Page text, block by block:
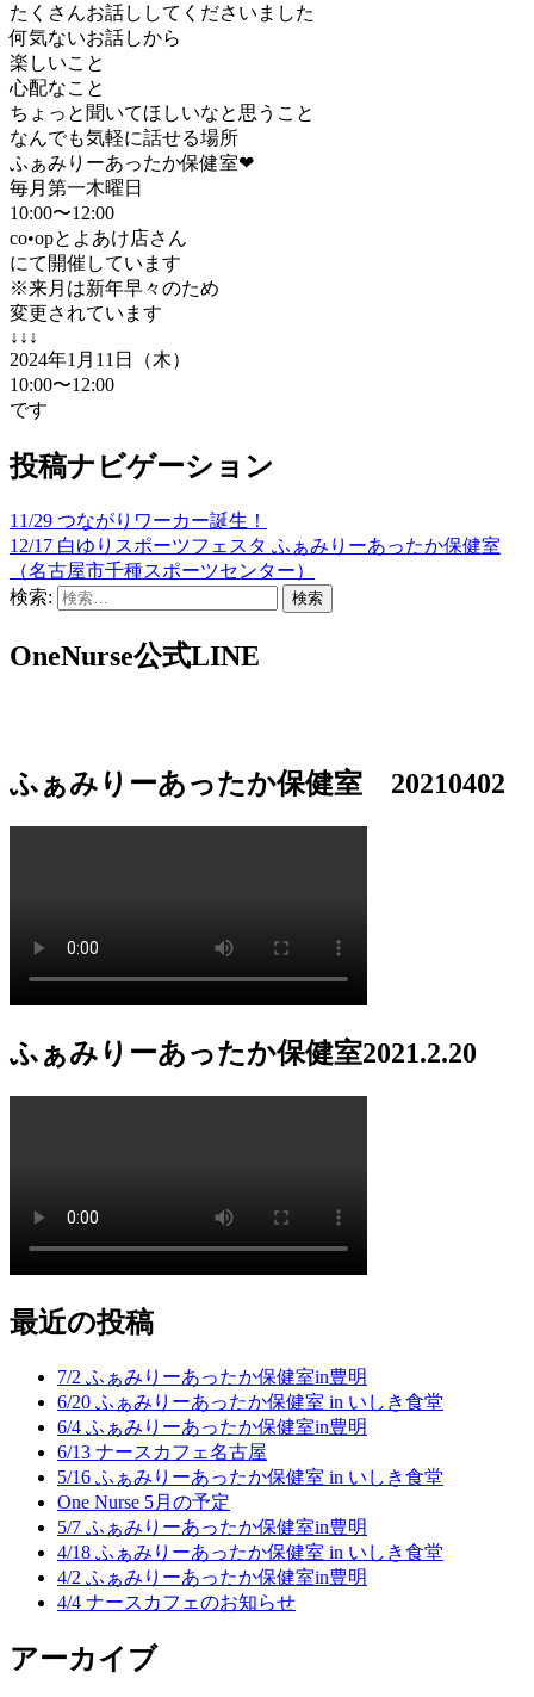
たくさんお話ししてくださいました
何気ないお話しから
楽しいこと
心配なこと
ちょっと聞いてほしいなと思うこと
なんでも気軽に話せる場所
ふぁみりーあったか保健室❤︎
毎月第一木曜日
10:00〜12:00
co•opとよあけ店さん
にて開催しています
※来月は新年早々のため
変更されています
↓↓↓
2024年1月11日（木）
10:00〜12:00
です
投稿ナビゲーション
11/29 つながりワーカー誕生！
12/17 白ゆりスポーツフェスタ ふぁみりーあったか保健室
（名古屋市千種スポーツセンター）
検索:
OneNurse公式LINE
ふぁみりーあったか保健室 20210402
ふぁみりーあったか保健室2021.2.20
最近の投稿
7/2 ふぁみりーあったか保健室in豊明
6/20 ふぁみりーあったか保健室 in いしき食堂
6/4 ふぁみりーあったか保健室in豊明
6/13 ナースカフェ名古屋
5/16 ふぁみりーあったか保健室 in いしき食堂
One Nurse 5月の予定
5/7 ふぁみりーあったか保健室in豊明
4/18 ふぁみりーあったか保健室 in いしき食堂
4/2 ふぁみりーあったか保健室in豊明
4/4 ナースカフェのお知らせ
アーカイブ